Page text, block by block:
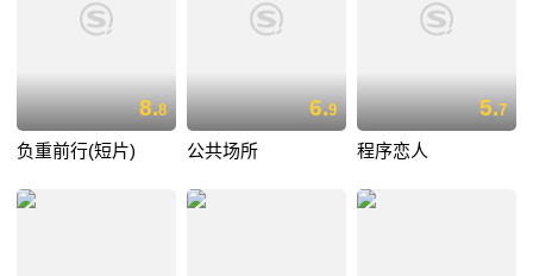
8.8
负重前行(短片)
6.9
公共场所
5.7
程序恋人